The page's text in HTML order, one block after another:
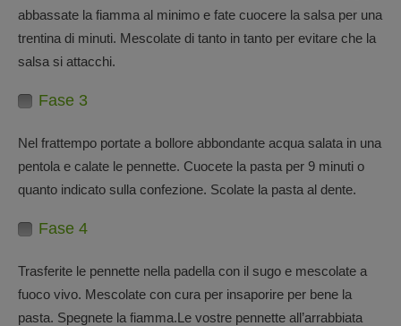
abbassate la fiamma al minimo e fate cuocere la salsa per una
trentina di minuti. Mescolate di tanto in tanto per evitare che la
salsa si attacchi.
Fase 3
Nel frattempo portate a bollore abbondante acqua salata in una
pentola e calate le pennette. Cuocete la pasta per 9 minuti o
quanto indicato sulla confezione. Scolate la pasta al dente.
Fase 4
Trasferite le pennette nella padella con il sugo e mescolate a
fuoco vivo. Mescolate con cura per insaporire per bene la
pasta. Spegnete la fiamma.Le vostre pennette all’arrabbiata